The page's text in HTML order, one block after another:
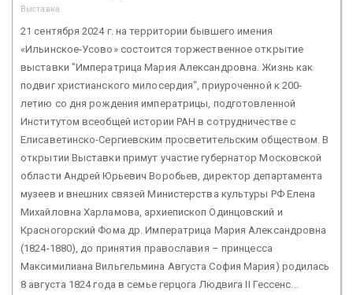
Выставка
21 сентября 2024 г. на территории бывшего имения
«Ильинское-Усово» состоится торжественное открытие
выставки "Императрица Мария Александровна. Жизнь как
подвиг христианского милосердия", приуроченной к 200-
летию со дня рождения императрицы, подготовленной
Институтом всеобщей истории РАН в сотрудничестве с
Елисаветинско-Сергиевским просветительским обществом. В
открытии Выставки примут участие губернатор Московской
области Андрей Юрьевич Воробьев, директор департамента
музеев и внешних связей Министерства культуры РФ Елена
Михайловна Харламова, архиепископ Одинцовский и
Красногорский Фома др. Императрица Мария Александровна
(1824-1880), до принятия православия – принцесса
Максимилиана Вильгельмина Августа София Мария) родилась
8 августа 1824 года в семье герцога Людвига II Гессенс...